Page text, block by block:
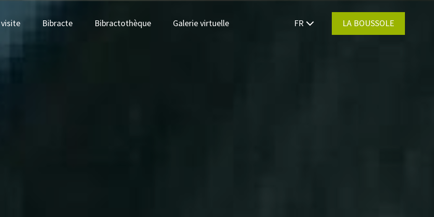
Bibracte Bibractothèque Galerie virtuelle FR LA BOUSSOLE